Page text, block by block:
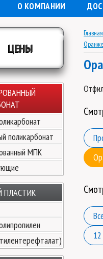
О КОМПАНИИ
ЦЕНЫ
поликарбонат
МПК
ПЛАСТИК
Главная